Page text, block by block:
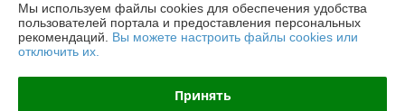
Доставка и оплата
График работы
Мы используем файлы cookies для обеспечения удобства
пользователей портала и предоставления персональных
рекомендаций. Вы можете настроить файлы cookies или
отключить их.
Принять